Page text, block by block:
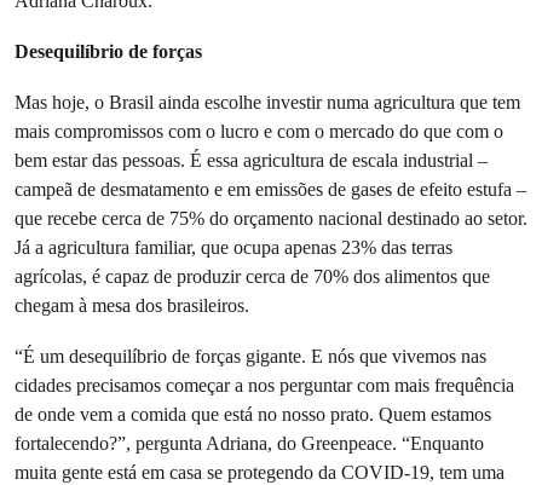
Desequilíbrio de forças
Mas hoje, o Brasil ainda escolhe investir numa agricultura que tem
mais compromissos com o lucro e com o mercado do que com o
bem estar das pessoas. É essa agricultura de escala industrial –
campeã de desmatamento e em emissões de gases de efeito estufa –
que recebe cerca de 75% do orçamento nacional destinado ao setor.
Já a agricultura familiar, que ocupa apenas 23% das terras
agrícolas, é capaz de produzir cerca de 70% dos alimentos que
chegam à mesa dos brasileiros.
“É um desequilíbrio de forças gigante. E nós que vivemos nas
cidades precisamos começar a nos perguntar com mais frequência
de onde vem a comida que está no nosso prato. Quem estamos
fortalecendo?”, pergunta Adriana, do Greenpeace. “Enquanto
muita gente está em casa se protegendo da COVID-19, tem uma